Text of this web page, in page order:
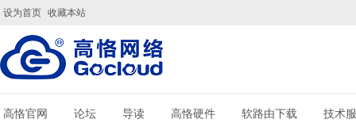
设为首页 收藏本站
高恪官网 论坛 导读 高恪硬件 软路由下载 技术